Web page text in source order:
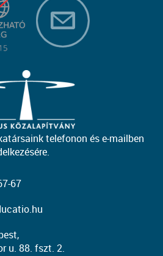
telefonon és e-mailben
67
u. 88. fszt. 2.